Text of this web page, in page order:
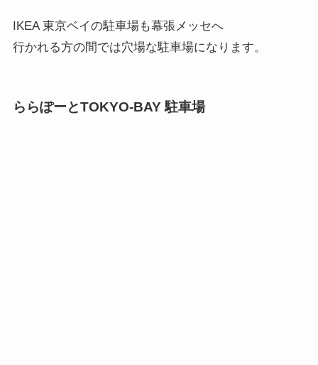
IKEA 東京ベイの駐車場も幕張メッセへ
行かれる方の間では穴場な駐車場になります。
ららぽーとTOKYO-BAY 駐車場